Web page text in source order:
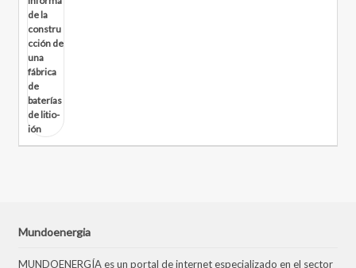
Mundoenergia
MUNDOENERGÍA es un portal de internet especializado en el sector